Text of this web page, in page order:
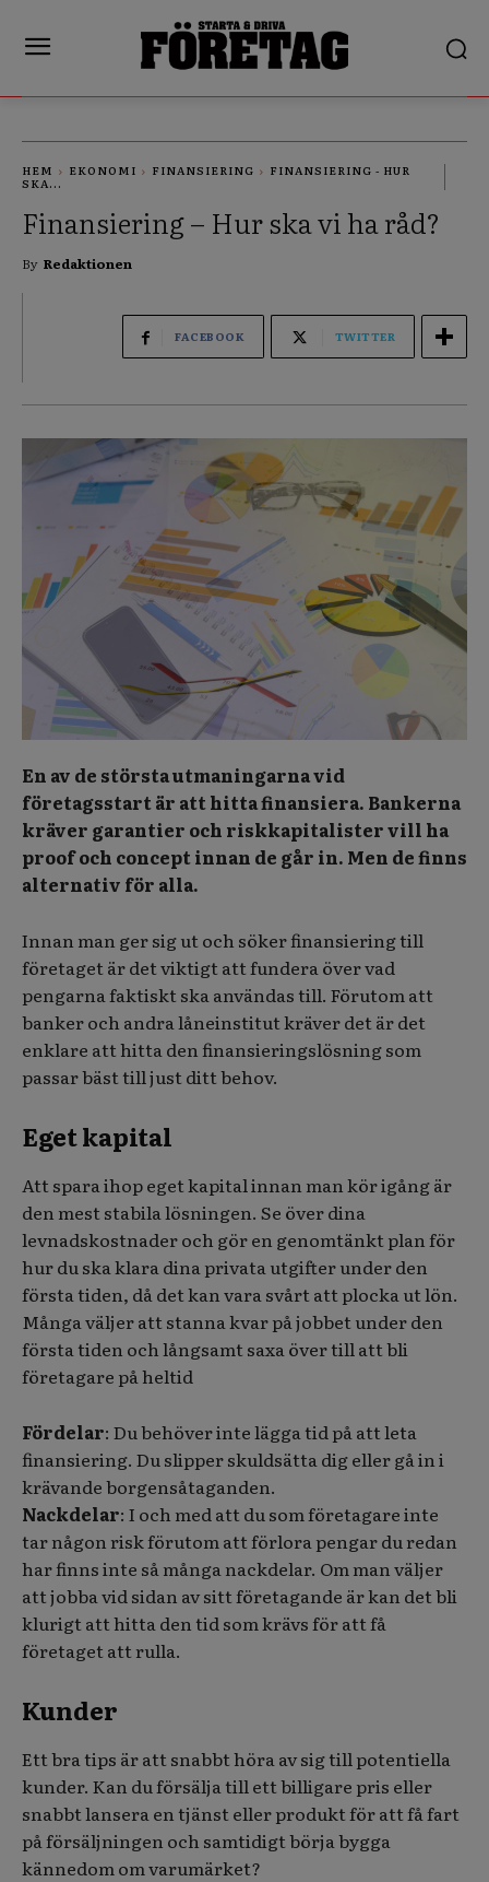
HEM EKONOMI FINANSIERING
FINANSIERING - HUR
SKA...
Finansiering – Hur ska vi ha råd?
By Redaktionen
FACEBOOK TWITTER
En av de största utmaningarna vid
företagsstart är att hitta finansiera. Bankerna
kräver garantier och riskkapitalister vill ha
proof och concept innan de går in. Men de finns
alternativ för alla.
Innan man ger sig ut och söker finansiering till
företaget är det viktigt att fundera över vad
pengarna faktiskt ska användas till. Förutom att
banker och andra låneinstitut kräver det är det
enklare att hitta den finansieringslösning som
passar bäst till just ditt behov.
Eget kapital
Att spara ihop eget kapital innan man kör igång är
den mest stabila lösningen. Se över dina
levnadskostnader och gör en genomtänkt plan för
hur du ska klara dina privata utgifter under den
första tiden, då det kan vara svårt att plocka ut lön.
Många väljer att stanna kvar på jobbet under den
första tiden och långsamt saxa över till att bli
företagare på heltid
Fördelar: Du behöver inte lägga tid på att leta
finansiering. Du slipper skuldsätta dig eller gå in i
krävande borgensåtaganden.
Nackdelar: I och med att du som företagare inte
tar någon risk förutom att förlora pengar du redan
har finns inte så många nackdelar. Om man väljer
att jobba vid sidan av sitt företagande är kan det bli
klurigt att hitta den tid som krävs för att få
företaget att rulla.
Kunder
Ett bra tips är att snabbt höra av sig till potentiella
kunder. Kan du försälja till ett billigare pris eller
snabbt lansera en tjänst eller produkt för att få fart
på försäljningen och samtidigt börja bygga
kännedom om varumärket?